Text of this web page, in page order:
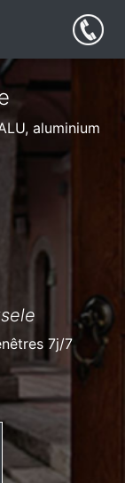
aluminium
7j/7